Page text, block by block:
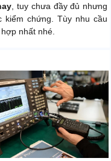
, tuy chưa đầy đủ nhưng
kiểm chứng. Tùy nhu cầu
nhất nhé.